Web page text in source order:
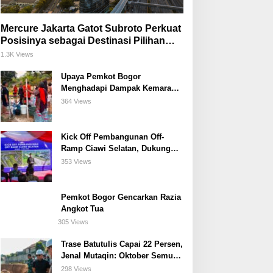
Mercure Jakarta Gatot Subroto Perkuat
Posisinya sebagai Destinasi Pilihan
untuk Bisnis, Staycation, Meeting, dan
1.3K Views
Upaya Pemkot Bogor
Menghadapi Dampak Kemarau
Panjang
364 Views
Kick Off Pembangunan Off-
Ramp Ciawi Selatan, Dukung
Konektivitas Antarwilayah di
353 Views
Pemkot Bogor Gencarkan Razia
Angkot Tua
305 Views
Trase Batutulis Capai 22 Persen,
Jenal Mutaqin: Oktober Semua
Harus Beres
298 Views